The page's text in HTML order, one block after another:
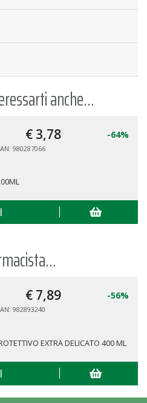
anche...
€ 3,78 -64%
980287066
€ 7,89 -56%
982893240
EXTRA DELICATO 400 ML